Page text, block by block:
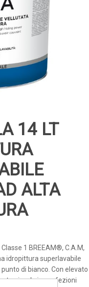
14 LT
ALTA
1 BREEAM®, C.A.M,
idropittura superlavabile
di bianco. Con elevato
piccole imperfezioni